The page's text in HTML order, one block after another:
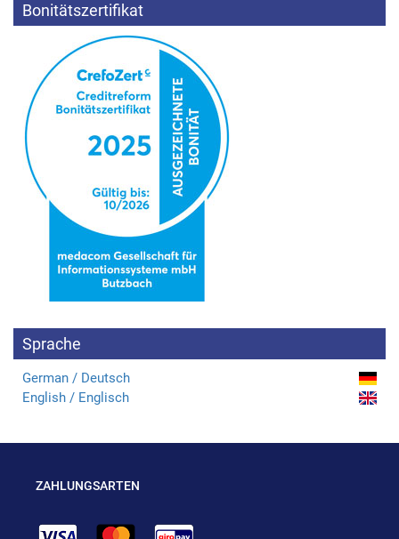
Bonitätszertifikat
Sprache
German / Deutsch
English / Englisch
ZAHLUNGSARTEN